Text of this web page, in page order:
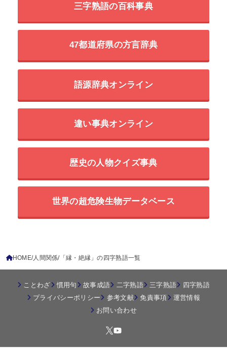
三字熟語の百科事典
47都道府県の方言辞典
語源辞典オンライン
違い事典オンライン
歴史の人物クイズ事典
世界の超危険生物データベース
HOME 人間関係 「縁・絶縁」の四字熟語一覧
ことわざ 慣用句 故事成語 二字熟語 三字熟語
四字熟語
プライバシーポリシー
参考文献 免責事項
運営情報
お問い合わせ